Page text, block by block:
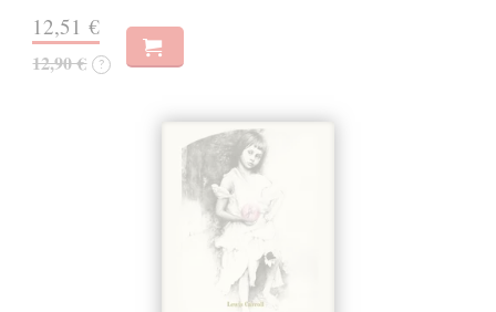
12,51 €
12,90 € ?